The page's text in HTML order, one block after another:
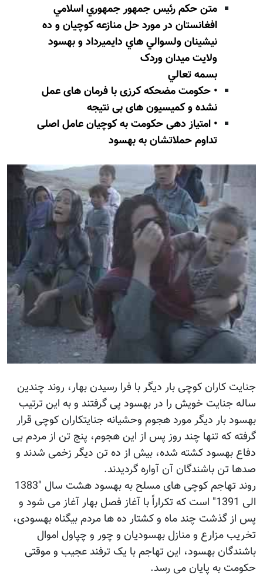
متن حکم رئيس جمهور جمهوري اسلامي
افغانستان در مورد حل منازعه کوچيان و ده
نيشينان ولسوالي هاي دايميرداد و بهسود
ولايت میدان وردک
بسمه تعالي
• حکومت مضحکه کرزی با فرمان های عمل
نشده و کمیسیون های بی نتیجه
• امتیاز دهی حکومت به کوچیان عامل اصلی
تداوم حملاتشان به بهسود
جنایت کاران کوچی بار دیگر با فرا رسیدن بهار، روند چندین
ساله جنایت خویش را در بهسود پی گرفتند و به این ترتیب
بهسود بار دیگر مورد هجوم وحشیانه جنایتکاران کوچی قرار
گرفته که تنها چند روز پس از این هجوم، پنج تن از مردم بی
دفاع بهسود کشته شده، بیش از ده تن دیگر زخمی شدند و
صدها تن باشندگان آن آواره گردیدند.
روند تهاجم کوچی های مسلح به بهسود هشت سال "1383
الی 1391" است که تکراراً با آغاز فصل بهار آغاز می شود و
پس از گذشت چند ماه و کشتار ده ها مردم بیگناه بهسودی،
تخریب مزارع و منازل بهسودیان و چور و چپاول اموال
باشندگان بهسود، این تهاجم با یک ترفند عجیب و موقتی
حکومت به پایان می رسد.